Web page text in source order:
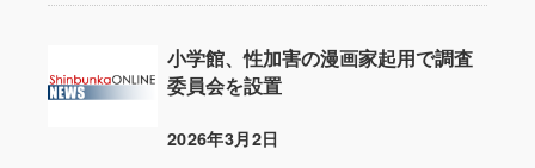
小学館、性加害の漫画家起用で調査
委員会を設置
投稿日
2026年3月2日